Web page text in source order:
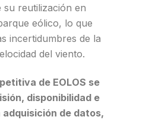
su reutilización en
eólico, lo que
incertidumbres de la
del viento.
de EOLOS se
disponibilidad e
de datos,